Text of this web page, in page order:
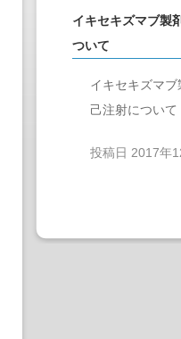
イキセキズマブ製
ついて
イキセキズマ
己注射について
投稿日 2017年